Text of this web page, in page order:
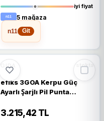
iyi fiyat
5 mağaza
n11
Git
%11
GIDA stokta
efiks 3GOA Kerpu Güç
Ayarlı Şarjlı Pil Punta
5000mAh
3.215,42 TL